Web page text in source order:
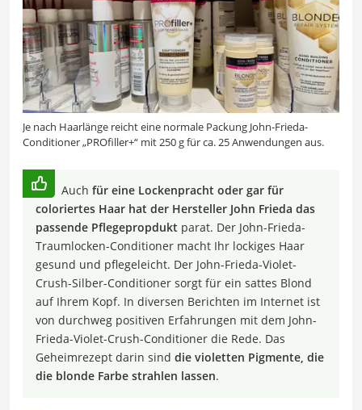
Je nach Haarlänge reicht eine normale Packung John-Frieda-
Conditioner „PROfiller+“ mit 250 g für ca. 25 Anwendungen aus.
Auch für eine Lockenpracht oder gar für
coloriertes Haar hat der Hersteller John Frieda das
passende Pflegepropdukt parat. Der John-Frieda-
Traumlocken-Conditioner macht Ihr lockiges Haar
gesund und pflegeleicht. Der John-Frieda-Violet-
Crush-Silber-Conditioner sorgt für ein sattes Blond
auf Ihrem Kopf. In diversen Berichten im Internet ist
von durchweg positiven Erfahrungen mit dem John-
Frieda-Violet-Crush-Conditioner die Rede. Das
Geheimrezept darin sind die violetten Pigmente, die
die blonde Farbe strahlen lassen.